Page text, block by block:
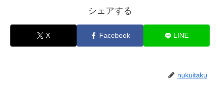
シェアする
X Facebook LINE
nukuitaku